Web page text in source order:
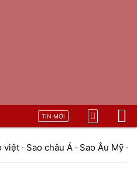
TIN MỚI
việt · Sao châu Á · Sao Âu Mỹ ·